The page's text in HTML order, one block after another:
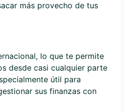
más provecho de tus
lo que te permite
desde casi cualquier parte
útil para
sus finanzas con